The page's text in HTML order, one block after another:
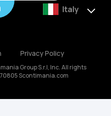
Italy
Group S.r.l, Inc. All rights
Scontimania.com
Privacy Policy